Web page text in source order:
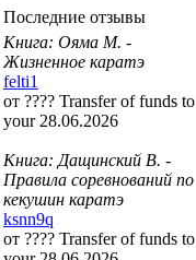
Последние отзывы
Книга: Ояма М. -
Жизненное каратэ
felti1
от ???? Transfer of funds to
your 28.06.2026
Книга: Дащинский В. -
Правила соревнований по
кекушин каратэ
ksnn9q
от ???? Transfer of funds to